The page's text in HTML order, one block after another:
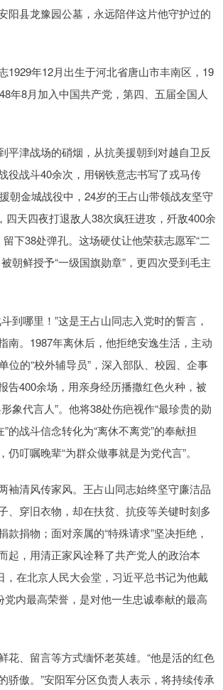
阳县龙豫园公墓，永远陪伴这片他守护过的
1929年12月出生于河北省唐山市丰南区，19
年8月加入中国共产党，第四、五届全国人
平津战场的硝烟，从抗美援朝到对越自卫反
役战斗40余次，用钢铁意志书写了戎马传
朝金城战役中，24岁的王占山带领战友坚守
四天四夜打退敌人38次疯狂进攻，歼敌400余
下38处弹孔。这场硬仗让他荣获志愿军“二
朝鲜授予“一级国旗勋章”，更四次受到毛主
到哪里！”这是王占山同志入党时的誓言，
南。1987年离休后，他拒绝安逸生活，主动
位的“校外辅导员”，深入部队、校园、企事
告400余场，用亲身经历播撒红色火种，被
象代言人”。他将38处伤疤视作“最珍贵的勋
”的战斗信念转化为“离休不离党”的奉献担
仍叮嘱晚辈“为群众做事就是为党代言”。
袖清风传家风。王占山同志始终坚守廉洁品
、穿旧衣物，却在扶贫、抗疫等关键时刻多
款捐物；面对亲属的“特殊请求”坚决拒绝，
起，用清正家风诠释了共产党人的政治本
，在北京人民大会堂，习近平总书记为他戴
党内最高荣誉，是对他一生忠诚奉献的最高
花、留言等方式缅怀老英雄。“他是活的红色
骄傲。”安阳军分区负责人表示，将持续传承